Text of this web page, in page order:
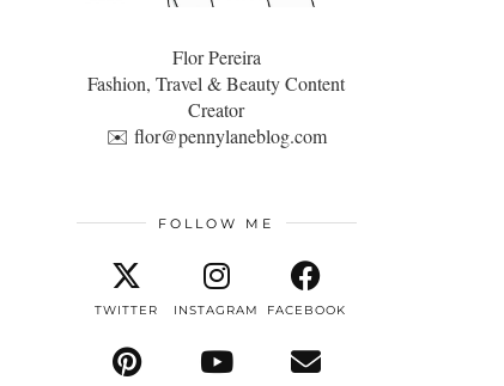
Flor Pereira
Fashion, Travel & Beauty Content
Creator
✉️ flor@pennylaneblog.com
FOLLOW ME
TWITTER INSTAGRAM FACEBOOK